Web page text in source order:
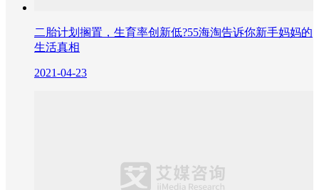
二胎计划搁置，生育率创新低?55海淘告诉你新手妈妈的
生活真相
2021-04-23